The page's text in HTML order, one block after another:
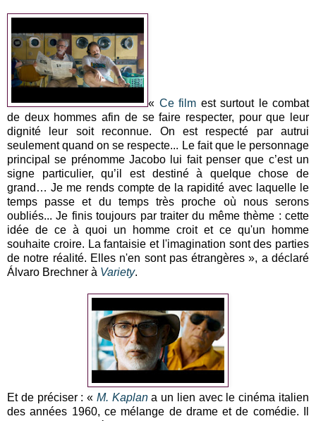
« Ce film est surtout le combat
de deux hommes afin de se faire respecter, pour que leur
dignité leur soit reconnue. On est respecté par autrui
seulement quand on se respecte... Le fait que le personnage
principal se prénomme Jacobo lui fait penser que c’est un
signe particulier, qu’il est destiné à quelque chose de
grand… Je me rends compte de la rapidité avec laquelle le
temps passe et du temps très proche où nous serons
oubliés... Je finis toujours par traiter du même thème : cette
idée de ce à quoi un homme croit et ce qu'un homme
souhaite croire. La fantaisie et l'imagination sont des parties
de notre réalité. Elles n'en sont pas étrangères », a déclaré
Álvaro Brechner à Variety.
Et de préciser : « M. Kaplana un lien avec le cinéma italien
des années 1960, ce mélange de drame et de comédie. Il